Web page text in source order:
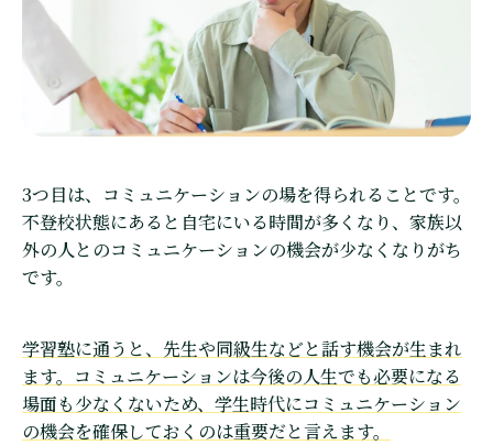
3つ目は、コミュニケーションの場を得られることです。
不登校状態にあると自宅にいる時間が多くなり、家族以
外の人とのコミュニケーションの機会が少なくなりがち
です。
学習塾に通うと、先生や同級生などと話す機会が生まれ
ます。コミュニケーションは今後の人生でも必要になる
場面も少なくないため、学生時代にコミュニケーション
の機会を確保しておくのは重要だと言えます。